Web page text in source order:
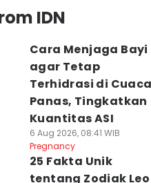
IDN
Cara Menjaga Bayi
agar Tetap
Terhidrasi di Cuaca
Panas, Tingkatkan
Kuantitas ASI
6 Aug 2026, 08:41 WIB
Pregnancy
25 Fakta Unik
tentang Zodiak Leo